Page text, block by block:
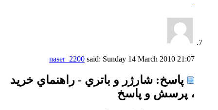
naser_2200 said: Sunday 14 March 2010 21:07
پاسخ: شارژر و باتري - راهنماي خريد
، پرسش و پاسخ